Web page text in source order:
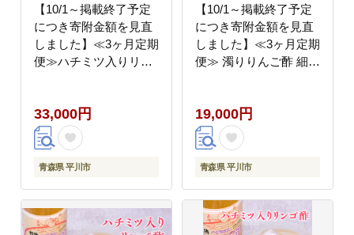
【10/1～掲載終了予定
につき寄附金額を見直
しました】≪3ヶ月定期
便≫ハチミツ入りリン
33,000円
青森県 平川市
【10/1～掲載終了予定
につき寄附金額を見直
しました】≪3ヶ月定期
便≫ 濁りりんご酢 細雪
19,000円
青森県 平川市